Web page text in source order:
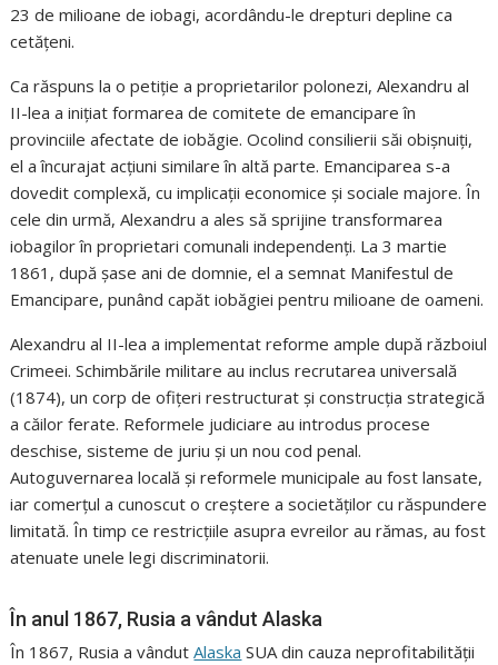
23 de milioane de iobagi, acordându-le drepturi depline ca
cetățeni.
Ca răspuns la o petiție a proprietarilor polonezi, Alexandru al
II-lea a inițiat formarea de comitete de emancipare în
provinciile afectate de iobăgie. Ocolind consilierii săi obișnuiți,
el a încurajat acțiuni similare în altă parte. Emanciparea s-a
dovedit complexă, cu implicații economice și sociale majore. În
cele din urmă, Alexandru a ales să sprijine transformarea
iobagilor în proprietari comunali independenți. La 3 martie
1861, după șase ani de domnie, el a semnat Manifestul de
Emancipare, punând capăt iobăgiei pentru milioane de oameni.
Alexandru al II-lea a implementat reforme ample după războiul
Crimeei. Schimbările militare au inclus recrutarea universală
(1874), un corp de ofițeri restructurat și construcția strategică
a căilor ferate. Reformele judiciare au introdus procese
deschise, sisteme de juriu și un nou cod penal.
Autoguvernarea locală și reformele municipale au fost lansate,
iar comerțul a cunoscut o creștere a societăților cu răspundere
limitată. În timp ce restricțiile asupra evreilor au rămas, au fost
atenuate unele legi discriminatorii.
În anul 1867, Rusia a vândut Alaska
În 1867, Rusia a vândutAlaska SUA din cauza neprofitabilității